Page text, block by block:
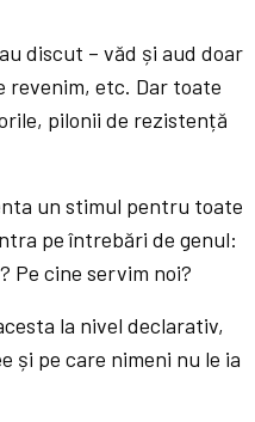
discut – văd și aud doar
revenim, etc. Dar toate
pilonii de rezistență
un stimul pentru toate
pe întrebări de genul:
Pe cine servim noi?
la nivel declarativ,
și pe care nimeni nu le ia